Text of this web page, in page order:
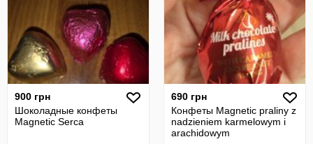
900 грн
Шоколадные конфеты
Magnetic Serca
690 грн
Конфеты Magnetic praliny z
nadzieniem karmelowym i
arachidowym